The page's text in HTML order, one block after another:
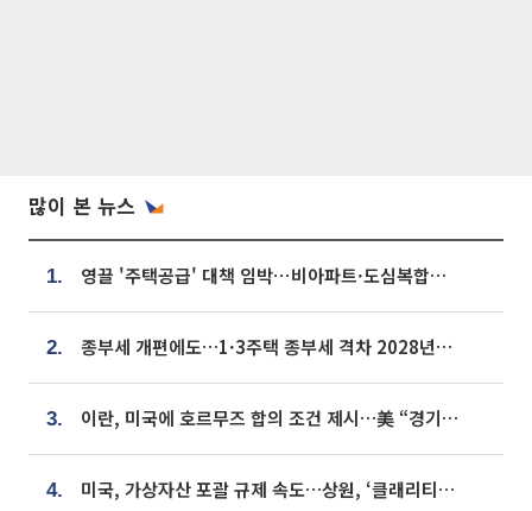
많이 본 뉴스
1. 영끌 '주택공급' 대책 임박⋯비아파트·도심복합까지 총동원
2. 종부세 개편에도…1·3주택 종부세 격차 2028년부터 확대
3. 이란, 미국에 호르무즈 합의 조건 제시…美 “경기 아직 안 끝나” [종합]
4. 미국, 가상자산 포괄 규제 속도…상원, ‘클래리티법’ 9월 절차투표 추진